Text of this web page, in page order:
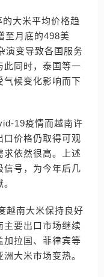
大米平均价格趋
至月底的498美
演变导致各国服务
此同时，泰国等一
气候变化影响而下
19疫情而越南许
口价格仍取得可观
求依然很高。上述
信号，为今年后几
越南大米保持良好
主要出口市场继续
加拉国、菲律宾等
大米市场变热。